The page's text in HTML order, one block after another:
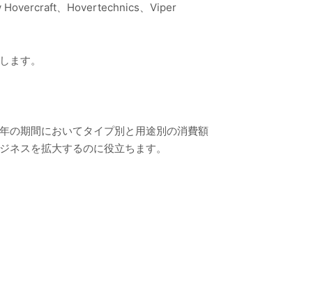
、Hovertechnics、Viper
ます。
の期間においてタイプ別と用途別の消費額
スを拡大するのに役立ちます。